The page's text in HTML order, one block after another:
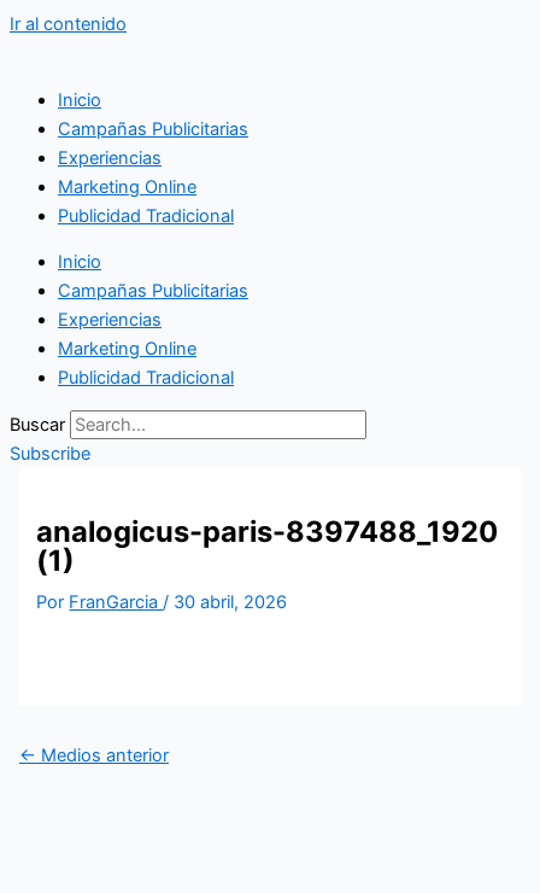
Ir al contenido
Inicio
Campañas Publicitarias
Experiencias
Marketing Online
Publicidad Tradicional
Inicio
Campañas Publicitarias
Experiencias
Marketing Online
Publicidad Tradicional
Buscar
Subscribe
analogicus-paris-8397488_1920
(1)
Por FranGarcia/ 30 abril, 2026
← Medios anterior